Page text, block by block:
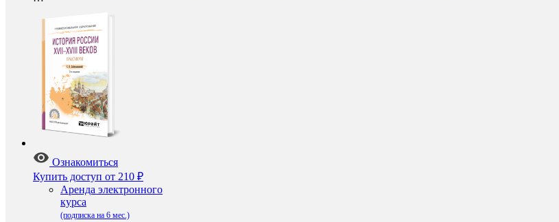
Ознакомиться
Купить доступ от 210 ₽
Аренда электронного
курса
(подписка на 6 мес.)